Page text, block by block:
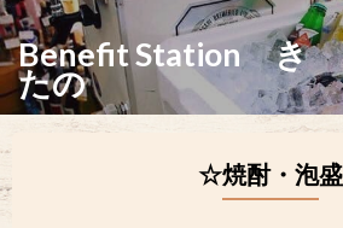
Benefit Station き
たの
☆焼酎・泡盛